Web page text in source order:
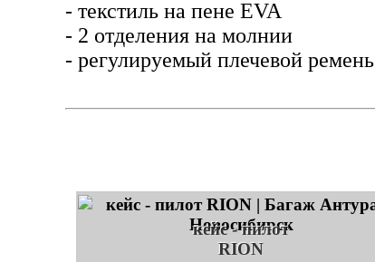
- текстиль на пене EVA
- 2 отделения на молнии
- регулируемый плечевой ремень
кейс - пилот
RION